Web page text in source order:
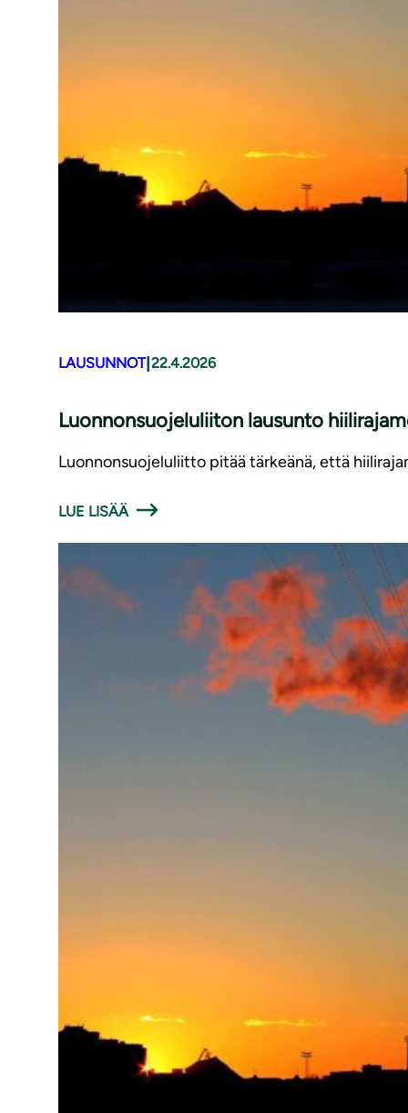
LAUSUNNOT|22.4.2026
Luonnonsuojeluliiton lausunto
Luonnonsuojeluliitto pitää tärkeänä, että
LUE LISÄÄ